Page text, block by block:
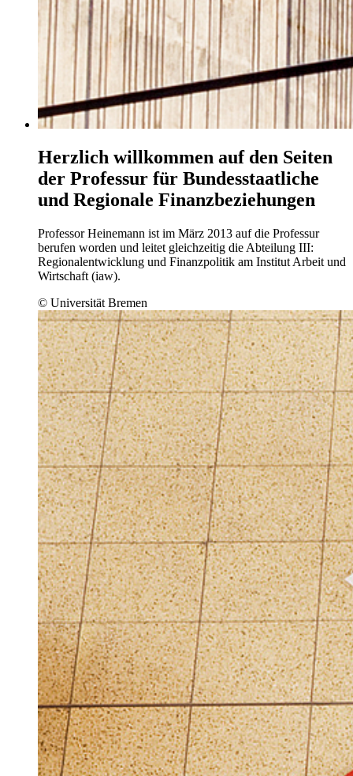
Herzlich willkommen auf den Seiten
der Professur für Bundesstaatliche
und Regionale Finanzbeziehungen
Professor Heinemann ist im März 2013 auf die Professur
berufen worden und leitet gleichzeitig die Abteilung III:
Regionalentwicklung und Finanzpolitik am Institut Arbeit und
Wirtschaft (iaw).
© Universität Bremen